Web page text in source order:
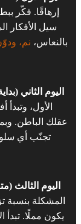
إرهاقًا. فكّر
سيل الأفكار
بالنعاس، نم،
اليوم الثاني
الأول،
عقلك الباطن.
تجنّب أي
اليوم الثالث
يكون مملًا. تبدأ